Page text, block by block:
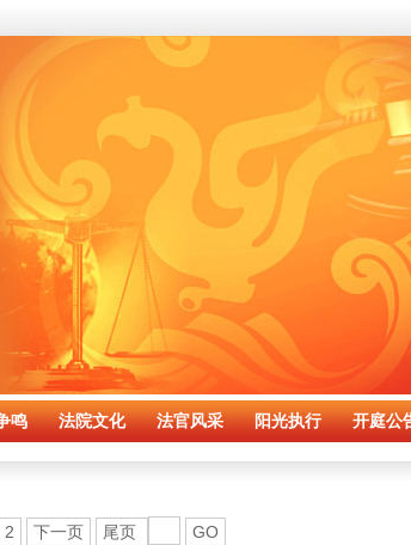
鸣 法院文化 法官风采 阳光执行 开庭公
2 下一页 尾页 GO